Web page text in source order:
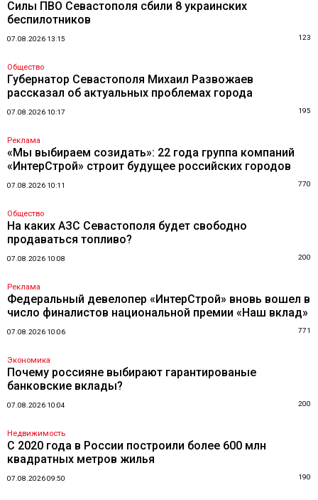
Силы ПВО Севастополя сбили 8 украинских
беспилотников
07.08.2026 13:15 123
Общество
Губернатор Севастополя Михаил Развожаев
рассказал об актуальных проблемах города
07.08.2026 10:17 195
Реклама
«Мы выбираем созидать»: 22 года группа компаний
«ИнтерСтрой» строит будущее российских городов
07.08.2026 10:11 770
Общество
На каких АЗС Севастополя будет свободно
продаваться топливо?
07.08.2026 10:08 200
Реклама
Федеральный девелопер «ИнтерСтрой» вновь вошел в
число финалистов национальной премии «Наш вклад»
07.08.2026 10:06 771
Экономика
Почему россияне выбирают гарантированые
банковские вклады?
07.08.2026 10:04 200
Недвижимость
С 2020 года в России построили более 600 млн
квадратных метров жилья
07.08.2026 09:50 190